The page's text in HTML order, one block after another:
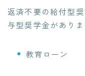
返済不要の給付型
与型奨学金がありま
教育ローン